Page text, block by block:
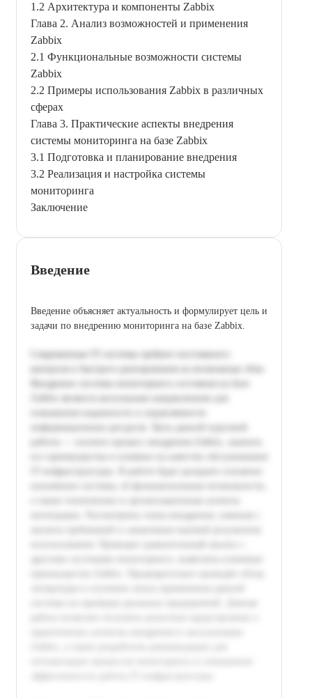
1.2 Архитектура и компоненты Zabbix
Глава 2. Анализ возможностей и применения
Zabbix
2.1 Функциональные возможности системы
Zabbix
2.2 Примеры использования Zabbix в различных
сферах
Глава 3. Практические аспекты внедрения
системы мониторинга на базе Zabbix
3.1 Подготовка и планирование внедрения
3.2 Реализация и настройка системы
мониторинга
Заключение
Введение
Введение объясняет актуальность и формулирует цель и
задачи по внедрению мониторинга на базе Zabbix.